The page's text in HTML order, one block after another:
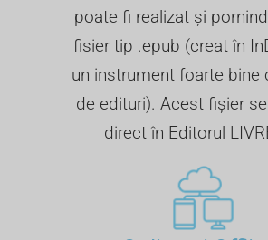
poate fi realizat și
fisier tip .epub (creat în
un instrument foarte bine
de edituri). Acest fișier
direct în Editorul